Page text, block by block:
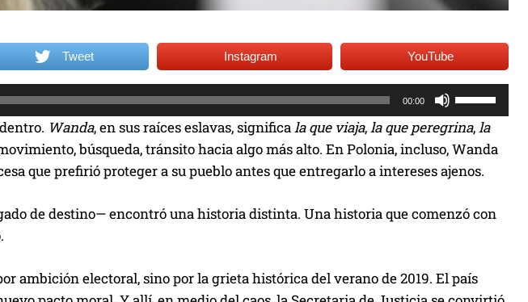
Tweet Instagram YouTube
00:00
U
t
i
l
i
s
Wanda, en sus raíces eslavas, significa la que viaja, la que peregrina, la
búsqueda, tránsito hacia algo más alto. En Polonia, incluso, Wanda
que prefirió proteger a su pueblo antes que entregarlo a intereses ajenos.
de destino— encontró una historia distinta. Una historia que comenzó con
ambición electoral, sino por la grieta histórica del verano de 2019. El país